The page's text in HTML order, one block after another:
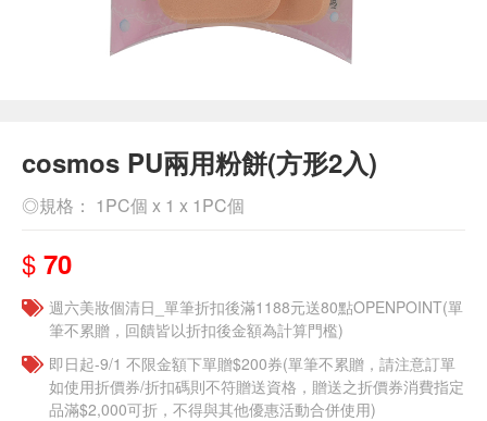
cosmos PU兩用粉餅(方形2入)
◎規格： 1PC個 x 1 x 1PC個
$ 70
週六美妝個清日_單筆折扣後滿1188元送80點OPENPOINT(單
筆不累贈，回饋皆以折扣後金額為計算門檻)
即日起-9/1 不限金額下單贈$200券(單筆不累贈，請注意訂單
如使用折價券/折扣碼則不符贈送資格，贈送之折價券消費指定
品滿$2,000可折，不得與其他優惠活動合併使用)